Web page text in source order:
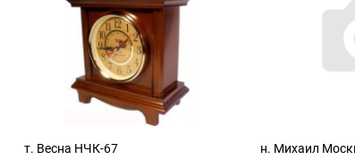
т. Весна НЧК-67
н. Михаил